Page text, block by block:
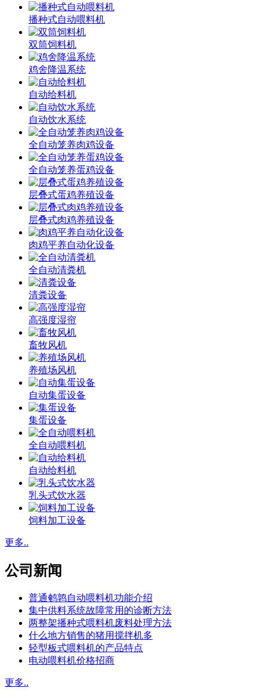
播种式自动喂料机
双筒饲料机
鸡舍降温系统
自动给料机
自动饮水系统
全自动笼养肉鸡设备
全自动笼养蛋鸡设备
层叠式蛋鸡养殖设备
层叠式肉鸡养殖设备
肉鸡平养自动化设备
全自动清粪机
清粪设备
高强度湿帘
畜牧风机
养殖场风机
自动集蛋设备
集蛋设备
全自动喂料机
自动给料机
乳头式饮水器
饲料加工设备
更多..
公司新闻
普通鹌鹑自动喂料机功能介绍
集中供料系统故障常用的诊断方法
两整架播种式喂料机废料处理方法
什么地方销售的猪用搅拌机多
轻型板式喂料机的产品特点
电动喂料机价格招商
更多..